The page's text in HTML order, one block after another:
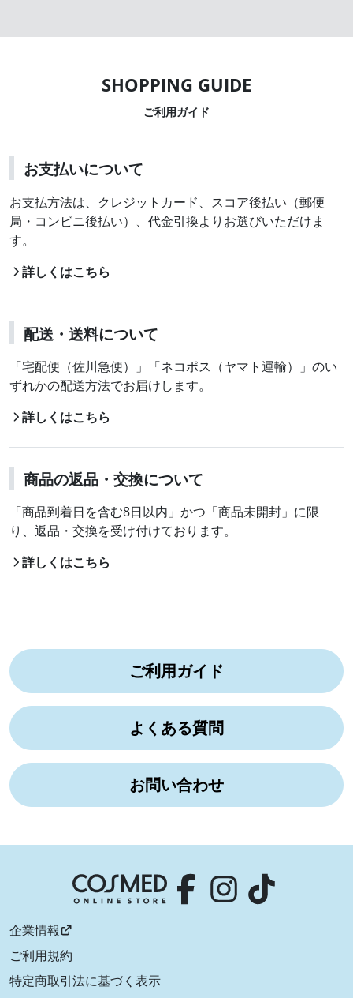
ご利用ガイド
お支払いについて
お支払方法は、クレジットカード、スコア後払い（郵便
局・コンビニ後払い）、代金引換よりお選びいただけま
す。
詳しくはこちら
配送・送料について
「宅配便（佐川急便）」「ネコポス（ヤマト運輸）」のい
ずれかの配送方法でお届けします。
詳しくはこちら
商品の返品・交換について
「商品到着日を含む8日以内」かつ「商品未開封」に限
り、返品・交換を受け付けております。
詳しくはこちら
ご利用ガイド
よくある質問
お問い合わせ
企業情報
ご利用規約
特定商取引法に基づく表示